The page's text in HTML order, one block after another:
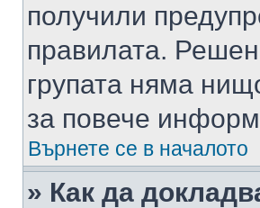
получили
правилата.
групата няма
за повече
Върнете се в началото
» Как да